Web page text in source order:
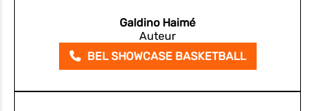
Galdino Haimé
Auteur
BEL SHOWCASE BASKETBALL